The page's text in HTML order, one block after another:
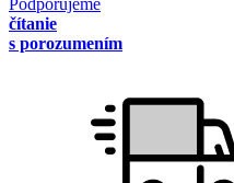
Podporujeme
čítanie
s porozumením